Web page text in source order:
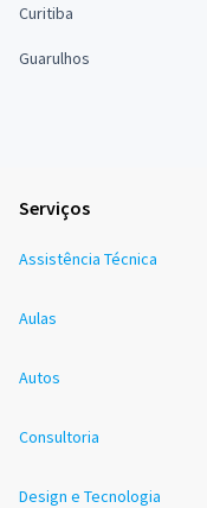
Curitiba
Guarulhos
Serviços
Assistência Técnica
Aulas
Autos
Consultoria
Design e Tecnologia